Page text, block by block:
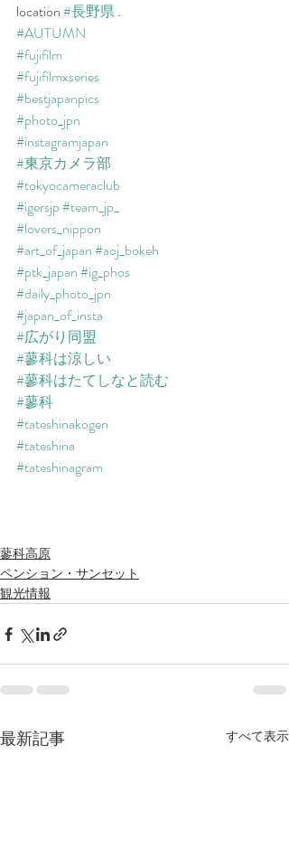
location #長野県 .
#AUTUMN
#fujifilm
#fujifilmxseries
#bestjapanpics
#photo_jpn
#instagramjapan
#東京カメラ部
#tokyocameraclub
#igersjp#team_jp_
#lovers_nippon
#art_of_japan#aoj_bokeh
#ptk_japan#ig_phos
#daily_photo_jpn
#japan_of_insta
#広がり同盟
#蓼科は涼しい
#蓼科はたてしなと読む
#蓼科
#tateshinakogen
#tateshina
#tateshinagram
蓼科高原
ペンション・サンセット
観光情報
最新記事 すべて表示